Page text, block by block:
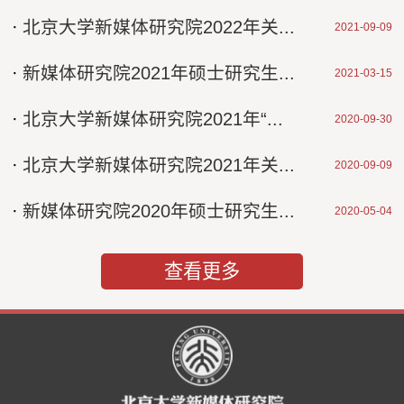
· 北京大学新媒体研究院2022年关... 2021-09-09
· 新媒体研究院2021年硕士研究生... 2021-03-15
· 北京大学新媒体研究院2021年“... 2020-09-30
· 北京大学新媒体研究院2021年关... 2020-09-09
· 新媒体研究院2020年硕士研究生... 2020-05-04
查看更多